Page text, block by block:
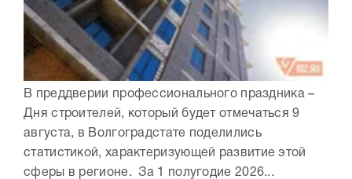
В преддверии профессионального праздника –
Дня строителей, который будет отмечаться 9
августа, в Волгоградстате поделились
статистикой, характеризующей развитие этой
сферы в регионе. За 1 полугодие 2026...